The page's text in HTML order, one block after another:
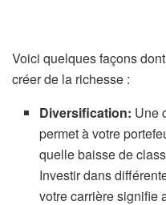
Voici quelques façons
créer de la richesse :
Diversification: Une
permet à votre
quelle baisse de
Investir dans
votre carrière signifie